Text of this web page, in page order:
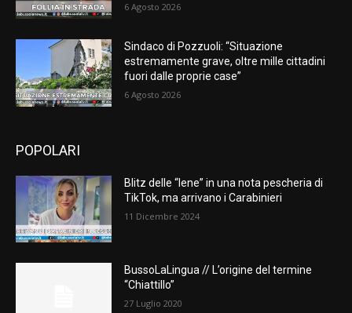
6 Agosto 2026
Sindaco di Pozzuoli: “Situazione
estremamente grave, oltre mille cittadini
fuori dalle proprie case”
6 Agosto 2026
POPOLARI
Blitz delle “Iene” in una nota pescheria di
TikTok, ma arrivano i Carabinieri
11 Dicembre 2024
BussoLaLingua // L’origine del termine
“Chiattillo”
27 Luglio 2020